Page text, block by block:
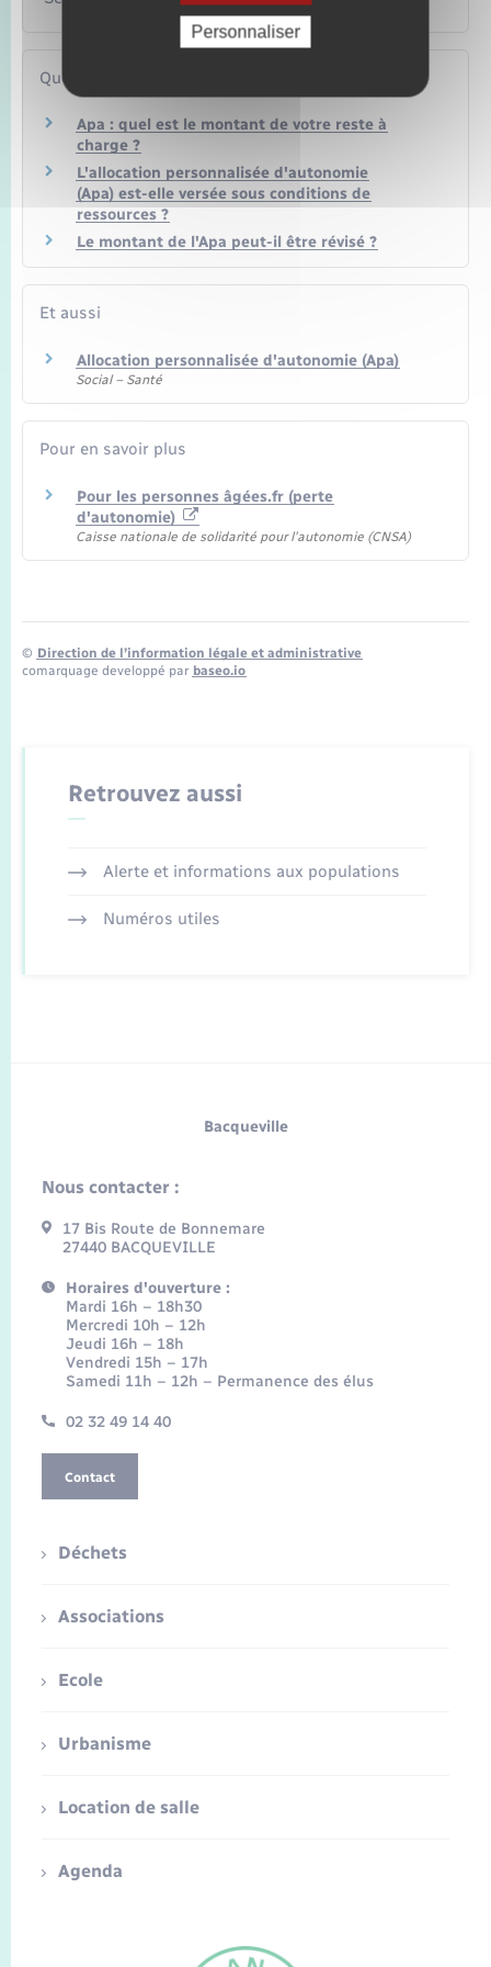
Questions ? Réponses !
Apa : quel est le montant de votre reste à
charge ?
L'allocation personnalisée d'autonomie
(Apa) est-elle versée sous conditions de
ressources ?
Le montant de l'Apa peut-il être révisé ?
Et aussi
Allocation personnalisée d'autonomie (Apa)
Social – Santé
Pour en savoir plus
Pour les personnes âgées.fr (perte
d'autonomie)
Caisse nationale de solidarité pour l'autonomie (CNSA)
© Direction de l’information légale et administrative
comarquage developpé par baseo.io
Retrouvez aussi
Alerte et informations aux populations
Numéros utiles
Bacqueville
Nous contacter :
17 Bis Route de Bonnemare
27440 BACQUEVILLE
Horaires d'ouverture :
Mardi 16h – 18h30
Mercredi 10h – 12h
Jeudi 16h – 18h
Vendredi 15h – 17h
Samedi 11h – 12h – Permanence des élus
02 32 49 14 40
Contact
Déchets
Associations
Ecole
Urbanisme
Location de salle
Agenda
Personnaliser